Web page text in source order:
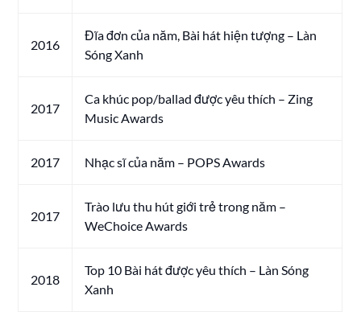
2016
Đĩa đơn của năm, Bài hát hiện tượng – Làn
Sóng Xanh
2017
Ca khúc pop/ballad được yêu thích – Zing
Music Awards
2017 Nhạc sĩ của năm – POPS Awards
2017
Trào lưu thu hút giới trẻ trong năm –
WeChoice Awards
2018
Top 10 Bài hát được yêu thích – Làn Sóng
Xanh